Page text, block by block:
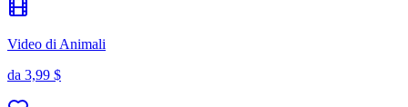
Video di Animali
da 3,99 $